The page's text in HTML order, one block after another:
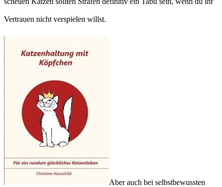
Vertrauen nicht verspielen willst.
Aber auch bei selbstbewussten